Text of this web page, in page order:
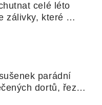
celé léto
zálivky, které
nudle nebo
parádní
dortů, řezů